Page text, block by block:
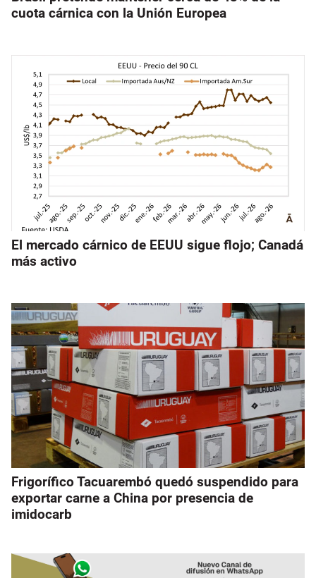
cuota cárnica con la Unión Europea
El mercado cárnico de EEUU sigue flojo; Canadá
más activo
Frigorífico Tacuarembó quedó suspendido para
exportar carne a China por presencia de
imidocarb